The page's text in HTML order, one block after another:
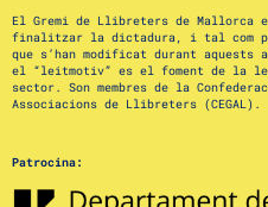
El Gremi de Llibreters de
finalitzar la dictadura, i tal com
que s’han modificat durant aquests
el “leitmotiv” es el foment de la
sector. Son membres de la
Associacions de Llibreters (CEGAL).
Patrocina: